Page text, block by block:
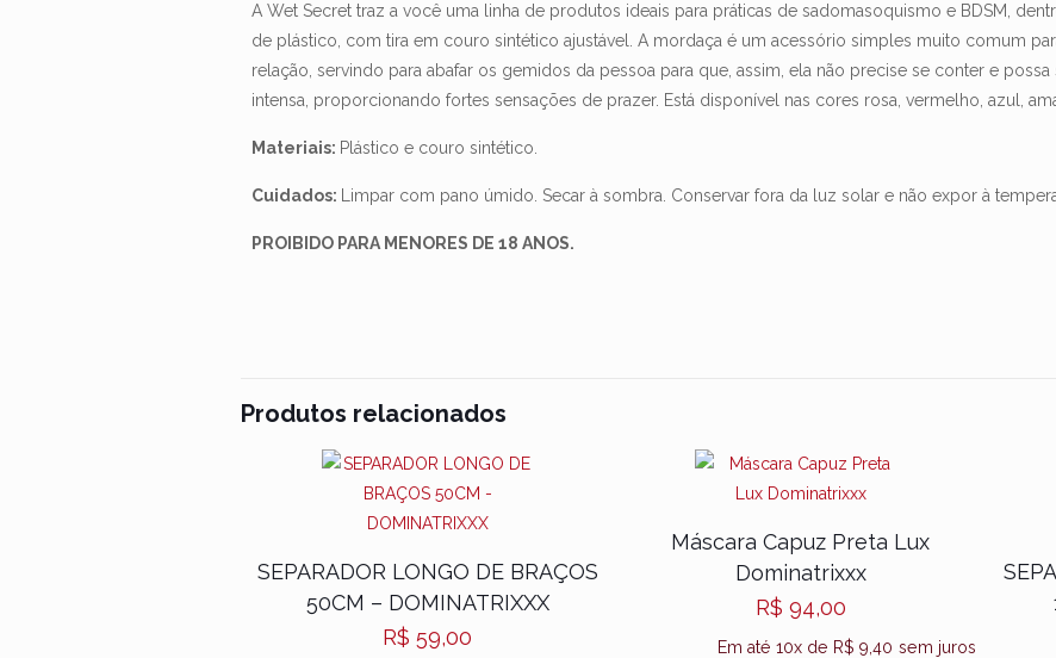
A Wet Secret traz a você uma linha de produtos ideais para práticas de sadomasoquismo e BDSM,
de plástico, com tira em couro sintético ajustável. A mordaça é um acessório simples muito comum
relação, servindo para abafar os gemidos da pessoa para que, assim, ela não precise se conter e
intensa, proporcionando fortes sensações de prazer. Está disponível nas cores rosa, vermelho, azul,
Materiais: Plástico e couro sintético.
Cuidados: Limpar com pano úmido. Secar à sombra. Conservar fora da luz solar e não expor à
PROIBIDO PARA MENORES DE 18 ANOS.
Não há avaliações ainda.
Seja o primeiro a avaliar “MORDAÇA EM FORMATO
BOLA COM TIRA EM COURO – DOMINATRIXXX”
O seu endereço de e-mail não será publicado. Campos obrigatórios são
com
Sua avaliação
Produtos relacionados
SEPARADOR LONGO DE BRAÇOS
50CM – DOMINATRIXXX
R$ 59,00
Máscara Capuz Preta Lux
Dominatrixxx
R$ 94,00
Em até 10x de R$ 9,40 sem juros